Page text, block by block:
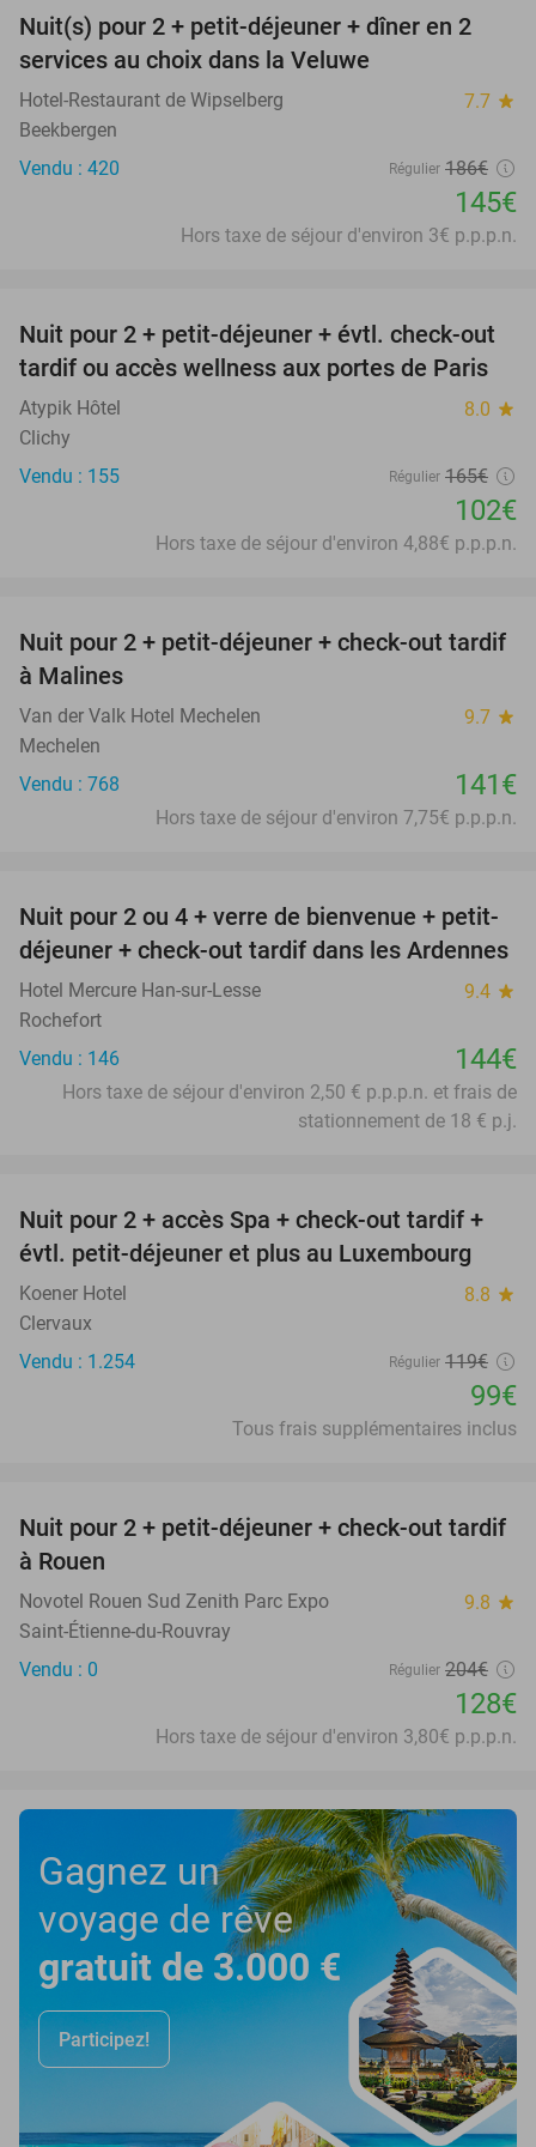
22%
Nuit(s) pour 2 + petit-déjeuner + dîner en 2
services au choix dans la Veluwe
Hotel-Restaurant de Wipselberg 7.7 star
Beekbergen
Vendu : 420
Régulier 186€
145€
Hors taxe de séjour d'environ 3€ p.p.p.n.
38%
Nuit pour 2 + petit-déjeuner + évtl. check-out
tardif ou accès wellness aux portes de Paris
Atypik Hôtel 8.0 star
Clichy
Vendu : 155
Régulier 165€
102€
Hors taxe de séjour d'environ 4,88€ p.p.p.n.
Nuit pour 2 + petit-déjeuner + check-out tardif
à Malines
Van der Valk Hotel Mechelen 9.7 star
Mechelen
Vendu : 768
141€
Hors taxe de séjour d'environ 7,75€ p.p.p.n.
Nuit pour 2 ou 4 + verre de bienvenue + petit-
déjeuner + check-out tardif dans les Ardennes
Hotel Mercure Han-sur-Lesse 9.4 star
Rochefort
Vendu : 146
144€
Hors taxe de séjour d'environ 2,50 € p.p.p.n. et frais de
stationnement de 18 € p.j.
17%
Nuit pour 2 + accès Spa + check-out tardif +
évtl. petit-déjeuner et plus au Luxembourg
Koener Hotel 8.8 star
Clervaux
Vendu : 1.254
Régulier 119€
99€
Tous frais supplémentaires inclus
37%
Nuit pour 2 + petit-déjeuner + check-out tardif
à Rouen
Novotel Rouen Sud Zenith Parc Expo 9.8 star
Saint-Étienne-du-Rouvray
Vendu : 0
Régulier 204€
128€
Hors taxe de séjour d'environ 3,80€ p.p.p.n.
Gagnez un
voyage de rêve
gratuit de 3.000 €
Participez!